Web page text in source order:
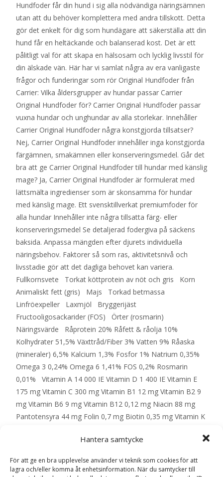
Hantera samtycke
För att ge en bra upplevelse använder vi teknik som cookies för att
lagra och/eller komma åt enhetsinformation. När du samtycker till
Hundfoder får din hund i sig alla nödvändiga näringsämnen
utan att du behöver komplettera med andra tillskott. Detta
gör det enkelt för dig som hundägare att säkerställa att din
hund får en heltäckande och balanserad kost. Det är ett
pålitligt val för att skapa en hälsosam och lycklig livsstil för
din älskade vän. Här har vi samlat några av era vanligaste
frågor och funderingar som rör Original Hundfoder från
Carrier: Vilka åldersgrupper av hundar passar Carrier
Original Hundfoder för? Carrier Original Hundfoder passar
vuxna hundar och unghundar av alla storlekar. Innehåller
Carrier Original Hundfoder några konstgjorda tillsatser?
Nej, Carrier Original Hundfoder innehåller inga konstgjorda
färgämnen, smakämnen eller konserveringsmedel. Går det
bra att ge Carrier Original Hundfoder till hundar med känslig
mage? Ja, Carrier Original Hundfoder är formulerat med
lättsmälta ingredienser som är skonsamma för hundar
med känslig mage. Ett svensktillverkat premiumfoder för
alla hundar Innehåller inte några tillsatta färg- eller
konserveringsmedel Se detaljerad fodergiva på säckens
baksida. Anpassa mängden efter djurets individuella
näringsbehov. Faktorer så som ras, aktivitetsnivå och
livsstadie gör att det dagliga behovet kan variera.
Fullkornsvete Torkat köttprotein av nöt och gris Korn
Animaliskt fett (gris) Majs Torkad betmassa
Linfröexpeller Laxmjöl Bryggerijäst
Fructooligosackarider (FOS) Örter (rosmarin)
Näringsvärde Råprotein 20% Råfett & råolja 10%
Kolhydrater 51,5% Växttråd/Fiber 3% Vatten 9% Råaska
(mineraler) 6,5% Kalcium 1,3% Fosfor 1% Natrium 0,35%
Omega 3 0,24% Omega 6 1,41% FOS 0,2% Rosmarin
0,01% Vitamin A 14 000 IE Vitamin D 1 400 IE Vitamin E
175 mg Vitamin C 300 mg Vitamin B1 12 mg Vitamin B2 9
mg Vitamin B6 9 mg Vitamin B12 0,12 mg Niacin 88 mg
Pantotensyra 44 mg Folin 0,7 mg Biotin 0,35 mg Vitamin K
Koppar (som kopparsulfat) 10 mg Selen (som selenjäst)